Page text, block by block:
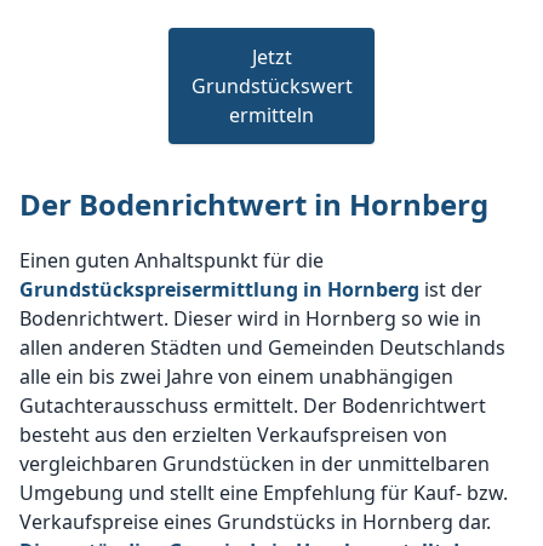
Jetzt
Grundstückswert
ermitteln
Der Bodenrichtwert in Hornberg
Einen guten Anhaltspunkt für die
Grundstückspreisermittlung in Hornberg ist der
Bodenrichtwert. Dieser wird in Hornberg so wie in
allen anderen Städten und Gemeinden Deutschlands
alle ein bis zwei Jahre von einem unabhängigen
Gutachterausschuss ermittelt. Der Bodenrichtwert
besteht aus den erzielten Verkaufspreisen von
vergleichbaren Grundstücken in der unmittelbaren
Umgebung und stellt eine Empfehlung für Kauf- bzw.
Verkaufspreise eines Grundstücks in Hornberg dar.